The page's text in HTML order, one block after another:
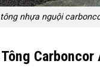
nhựa nguội
Carboncor